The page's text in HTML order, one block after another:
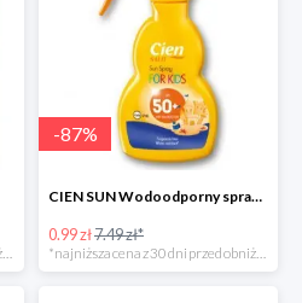
*najniższa cena z 30 dni przed obniżką
-87%
CIEN SUN Wodoodporny spray do opalania dla dzieci z SPF50 -75%
0.99 zł7.49 zł*
*najniższa cena z 30 dni przed obniżką